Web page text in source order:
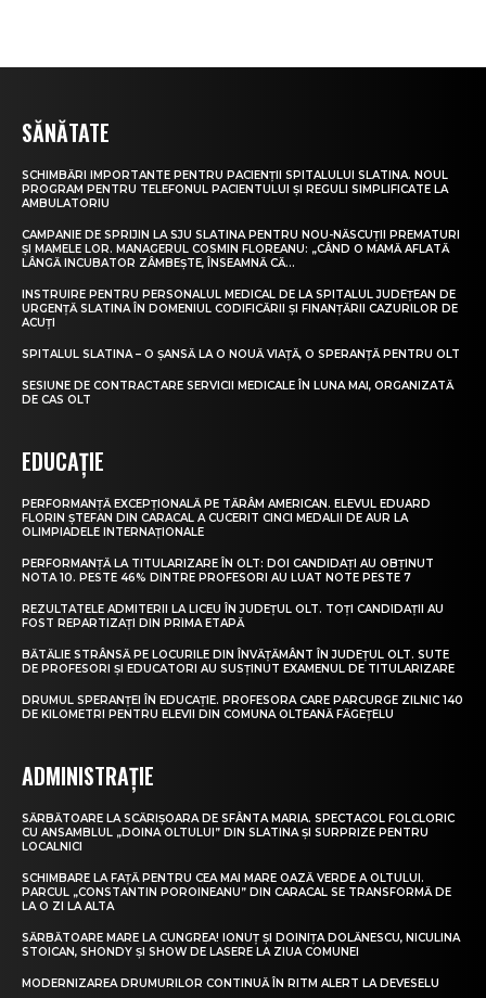
SĂNĂTATE
SCHIMBĂRI IMPORTANTE PENTRU PACIENȚII SPITALULUI SLATINA. NOUL
PROGRAM PENTRU TELEFONUL PACIENTULUI ȘI REGULI SIMPLIFICATE LA
AMBULATORIU
CAMPANIE DE SPRIJIN LA SJU SLATINA PENTRU NOU-NĂSCUȚII PREMATURI
ȘI MAMELE LOR. MANAGERUL COSMIN FLOREANU: „CÂND O MAMĂ AFLATĂ
LÂNGĂ INCUBATOR ZÂMBEȘTE, ÎNSEAMNĂ CĂ...
INSTRUIRE PENTRU PERSONALUL MEDICAL DE LA SPITALUL JUDEȚEAN DE
URGENȚĂ SLATINA ÎN DOMENIUL CODIFICĂRII ȘI FINANȚĂRII CAZURILOR DE
ACUȚI
SPITALUL SLATINA – O ȘANSĂ LA O NOUĂ VIAȚĂ, O SPERANȚĂ PENTRU OLT
SESIUNE DE CONTRACTARE SERVICII MEDICALE ÎN LUNA MAI, ORGANIZATĂ
DE CAS OLT
EDUCAȚIE
PERFORMANȚĂ EXCEPȚIONALĂ PE TĂRÂM AMERICAN. ELEVUL EDUARD
FLORIN ȘTEFAN DIN CARACAL A CUCERIT CINCI MEDALII DE AUR LA
OLIMPIADELE INTERNAȚIONALE
PERFORMANȚĂ LA TITULARIZARE ÎN OLT: DOI CANDIDAȚI AU OBȚINUT
NOTA 10. PESTE 46% DINTRE PROFESORI AU LUAT NOTE PESTE 7
REZULTATELE ADMITERII LA LICEU ÎN JUDEȚUL OLT. TOȚI CANDIDAȚII AU
FOST REPARTIZAȚI DIN PRIMA ETAPĂ
BĂTĂLIE STRÂNSĂ PE LOCURILE DIN ÎNVĂȚĂMÂNT ÎN JUDEȚUL OLT. SUTE
DE PROFESORI ȘI EDUCATORI AU SUSȚINUT EXAMENUL DE TITULARIZARE
DRUMUL SPERANȚEI ÎN EDUCAȚIE. PROFESORA CARE PARCURGE ZILNIC 140
DE KILOMETRI PENTRU ELEVII DIN COMUNA OLTEANĂ FĂGEȚELU
ADMINISTRAȚIE
SĂRBĂTOARE LA SCĂRIȘOARA DE SFÂNTA MARIA. SPECTACOL FOLCLORIC
CU ANSAMBLUL „DOINA OLTULUI” DIN SLATINA ȘI SURPRIZE PENTRU
LOCALNICI
SCHIMBARE LA FAȚĂ PENTRU CEA MAI MARE OAZĂ VERDE A OLTULUI.
PARCUL „CONSTANTIN POROINEANU” DIN CARACAL SE TRANSFORMĂ DE
LA O ZI LA ALTA
SĂRBĂTOARE MARE LA CUNGREA! IONUȚ ȘI DOINIȚA DOLĂNESCU, NICULINA
STOICAN, SHONDY ȘI SHOW DE LASERE LA ZIUA COMUNEI
MODERNIZAREA DRUMURILOR CONTINUĂ ÎN RITM ALERT LA DEVESELU